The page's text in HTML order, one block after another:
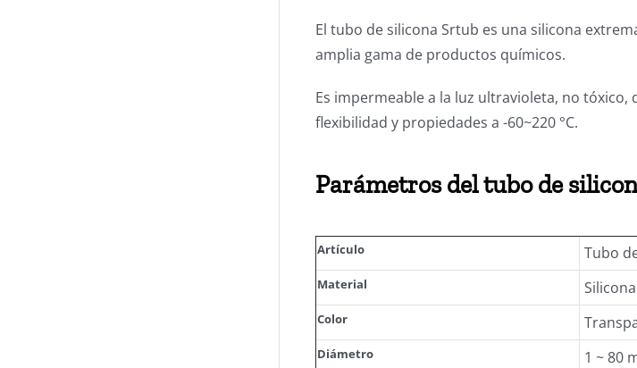
El tubo de silicona Srtub es una silicona
amplia gama de productos químicos.
Es impermeable a la luz ultravioleta, no
flexibilidad y propiedades a -60~220 °C.
Parámetros del tubo de
Artículo Tubo
Material Silicona
Color
Diámetro 1 ~ 80